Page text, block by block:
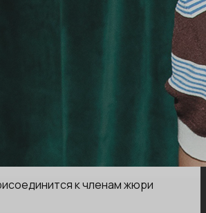
к членам жюри